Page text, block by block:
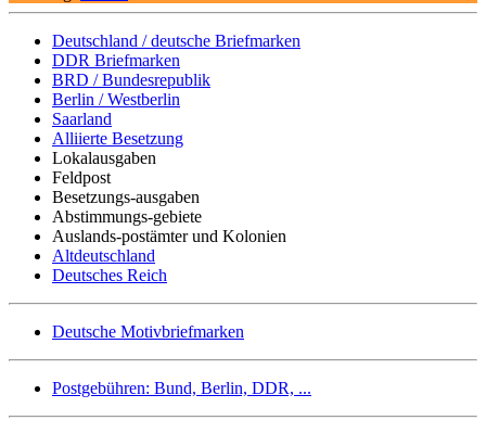
Deutschland / deutsche Briefmarken
DDR Briefmarken
BRD / Bundesrepublik
Berlin / Westberlin
Saarland
Alliierte Besetzung
Lokalausgaben
Feldpost
Besetzungs-ausgaben
Abstimmungs-gebiete
Auslands-postämter und Kolonien
Altdeutschland
Deutsches Reich
Deutsche Motivbriefmarken
Postgebühren: Bund, Berlin, DDR, ...